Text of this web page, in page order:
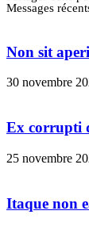
Messages
Non sit
30 novembre
Ex corrupti
25 novembre
Itaque non